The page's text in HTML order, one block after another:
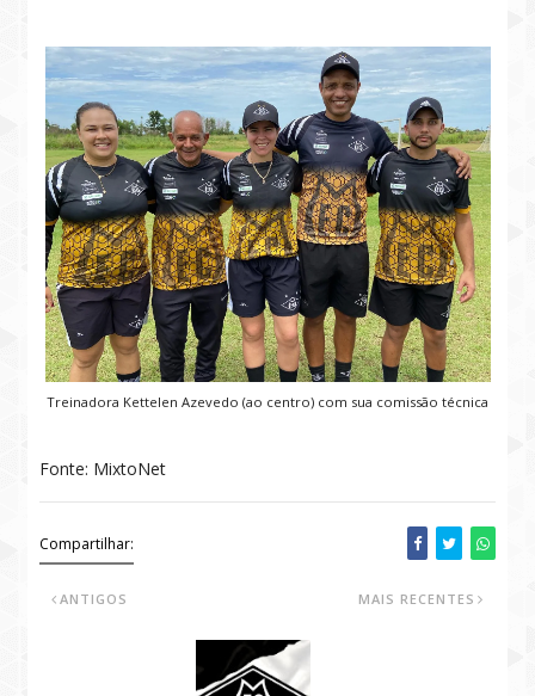
Treinadora Kettelen Azevedo (ao centro) com sua comissão técnica
Fonte: MixtoNet
Compartilhar:
MAIS RECENTES
ANTIGOS